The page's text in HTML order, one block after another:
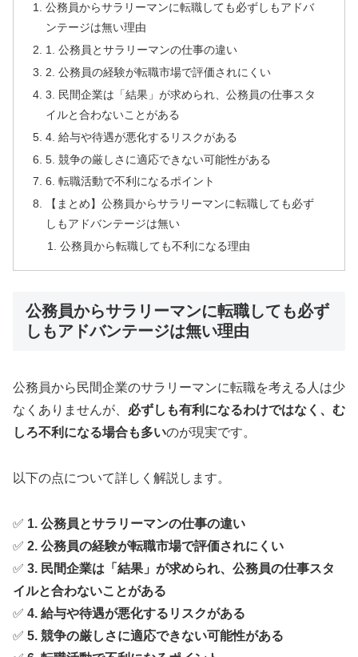
公務員からサラリーマンに転職しても必ずしもアドバ
ンテージは無い理由
1. 公務員とサラリーマンの仕事の違い
2. 公務員の経験が転職市場で評価されにくい
3. 民間企業は「結果」が求められ、公務員の仕事スタ
イルと合わないことがある
4. 給与や待遇が悪化するリスクがある
5. 競争の厳しさに適応できない可能性がある
6. 転職活動で不利になるポイント
【まとめ】公務員からサラリーマンに転職しても必ず
しもアドバンテージは無い
公務員から転職しても不利になる理由
公務員からサラリーマンに転職しても必ず
しもアドバンテージは無い理由
公務員から民間企業のサラリーマンに転職を考える人は少
なくありませんが、 必ずしも有利になるわけではなく、む
しろ不利になる場合も多いのが現実です。
以下の点について詳しく解説します。
✅ 1. 公務員とサラリーマンの仕事の違い
✅ 2. 公務員の経験が転職市場で評価されにくい
✅ 3. 民間企業は「結果」が求められ、公務員の仕事スタ
イルと合わないことがある
✅ 4. 給与や待遇が悪化するリスクがある
✅ 5. 競争の厳しさに適応できない可能性がある